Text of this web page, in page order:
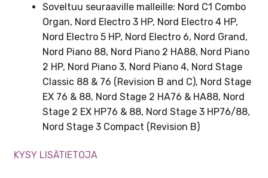
Soveltuu seuraaville malleille: Nord C1 Combo
Organ, Nord Electro 3 HP, Nord Electro 4 HP,
Nord Electro 5 HP, Nord Electro 6, Nord Grand,
Nord Piano 88, Nord Piano 2 HA88, Nord Piano
2 HP, Nord Piano 3, Nord Piano 4, Nord Stage
Classic 88 & 76 (Revision B and C), Nord Stage
EX 76 & 88, Nord Stage 2 HA76 & HA88, Nord
Stage 2 EX HP76 & 88, Nord Stage 3 HP76/88,
Nord Stage 3 Compact (Revision B)
KYSY LISÄTIETOJA